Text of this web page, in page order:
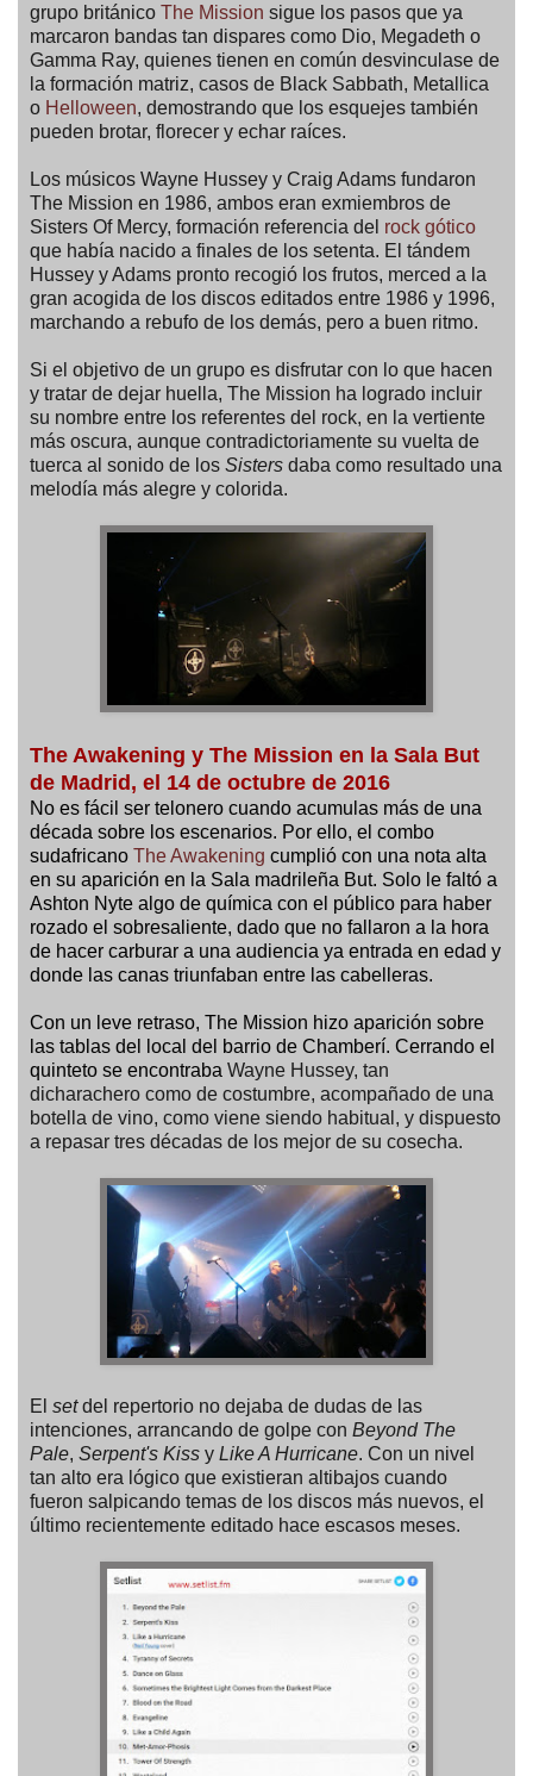
grupo británico The Mission sigue los pasos que ya
marcaron bandas tan dispares como Dio, Megadeth o
Gamma Ray, quienes tienen en común desvinculase de
la formación matriz, casos de Black Sabbath, Metallica
o Helloween, demostrando que los esquejes también
pueden brotar, florecer y echar raíces.
Los músicos Wayne Hussey y Craig Adams fundaron
The Mission en 1986, ambos eran exmiembros de
Sisters Of Mercy, formación referencia del rock gótico
que había nacido a finales de los setenta. El tándem
Hussey y Adams pronto recogió los frutos, merced a la
gran acogida de los discos editados entre 1986 y 1996,
marchando a rebufo de los demás, pero a buen ritmo.
Si el objetivo de un grupo es disfrutar con lo que hacen
y tratar de dejar huella, The Mission ha logrado incluir
su nombre entre los referentes del rock, en la vertiente
más oscura, aunque contradictoriamente su vuelta de
tuerca al sonido de los Sisters daba como resultado una
melodía más alegre y colorida.
The Awakening y The Mission en la Sala But
de Madrid, el 14 de octubre de 2016
No es fácil ser telonero cuando acumulas más de una
década sobre los escenarios. Por ello, el combo
sudafricano The Awakening cumplió con una nota alta
en su aparición en la Sala madrileña But. Solo le faltó a
Ashton Nyte algo de química con el público para haber
rozado el sobresaliente, dado que no fallaron a la hora
de hacer carburar a una audiencia ya entrada en edad y
donde las canas triunfaban entre las cabelleras.
Con un leve retraso, The Mission hizo aparición sobre
las tablas del local del barrio de Chamberí. Cerrando el
quinteto se encontraba Wayne Hussey, tan
dicharachero como de costumbre, acompañado de una
botella de vino, como viene siendo habitual, y dispuesto
a repasar tres décadas de los mejor de su cosecha.
El setdel repertorio no dejaba de dudas de las
intenciones, arrancando de golpe con Beyond The
Pale, Serpent's Kiss y Like A Hurricane. Con un nivel
tan alto era lógico que existieran altibajos cuando
fueron salpicando temas de los discos más nuevos, el
último recientemente editado hace escasos meses.